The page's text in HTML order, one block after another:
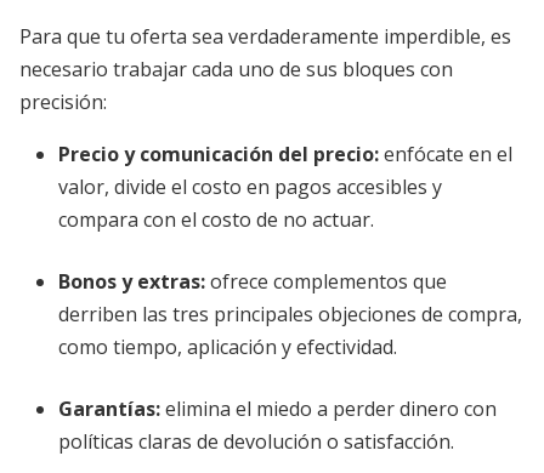
Para que tu oferta sea verdaderamente imperdible, es
necesario trabajar cada uno de sus bloques con
precisión:
Precio y comunicación del precio:enfócate en el
valor, divide el costo en pagos accesibles y
compara con el costo de no actuar.
Bonos y extras:ofrece complementos que
derriben las tres principales objeciones de compra,
como tiempo, aplicación y efectividad.
Garantías:elimina el miedo a perder dinero con
políticas claras de devolución o satisfacción.